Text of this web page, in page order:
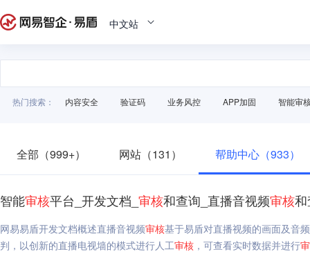
中文站
热门搜索： 内容安全 验证码 业务风控 APP加固 智能审
全部（999+） 网站（131） 帮助中心（933）
智能审核平台_开发文档_ 审核和查询_直播音视频审核
网易易盾开发文档概述直播音视频审核基于易盾对直播视频的画面及音
判，以创新的直播电视墙的模式进行人工审核 ，可查看实时数据并进行